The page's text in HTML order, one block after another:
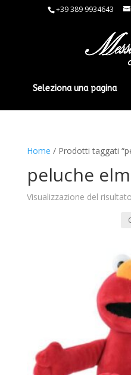
+39 389 9934643
Seleziona una pagina
Home / Prodotti taggati
peluche
Visualizzazione del risultato